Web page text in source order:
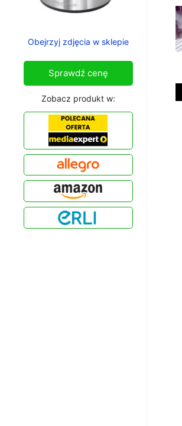
Obejrzyj zdjęcia w sklepie
Sprawdź cenę
Zobacz produkt w: